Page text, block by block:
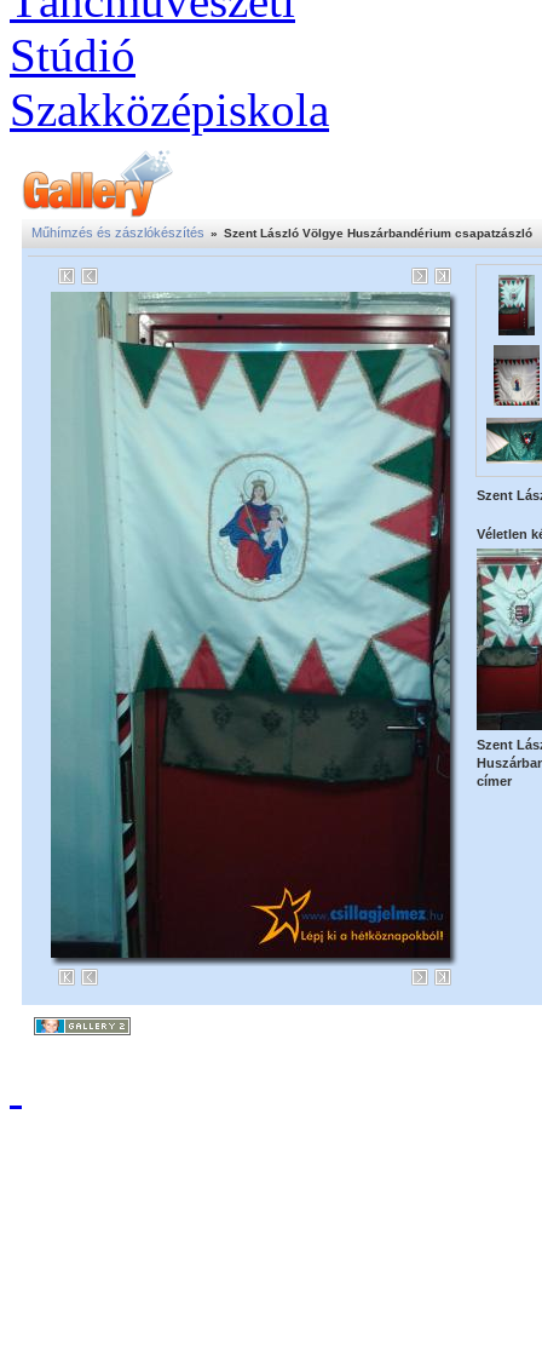
Műhímzés és zászlókészítés » Szent László Völgye Huszárbandérium csapatzászló
Szent
Véletlen
Szent
címer